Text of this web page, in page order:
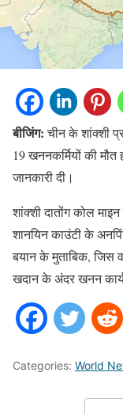
बीजिंग:चीन के शांक्शी
19 खननकर्मियों की
जानकारी दी।
शांक्शी दातोंग कोल
शानयिन काउंटी के
बयान के मुताबिक, जिस
खदान के अंदर खनन
Categories: World